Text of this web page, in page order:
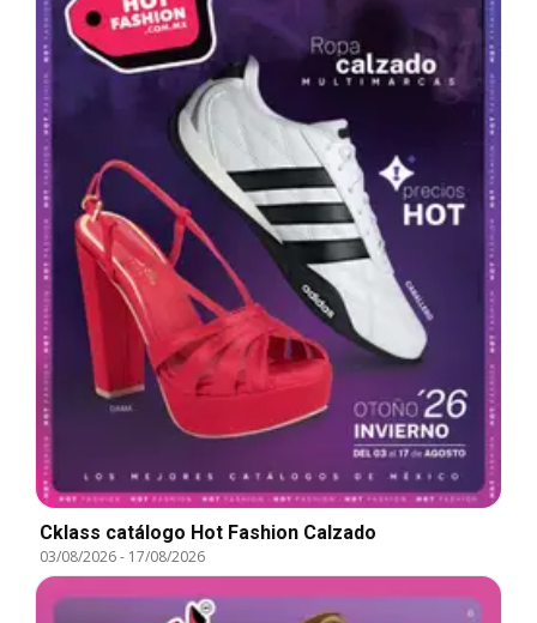
Cklass catálogo Hot Fashion Calzado
03/08/2026- 17/08/2026